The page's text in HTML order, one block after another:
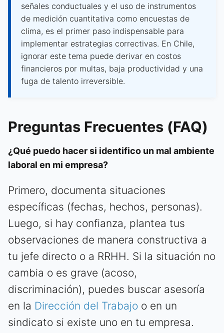
señales conductuales y el uso de instrumentos
de medición cuantitativa como encuestas de
clima, es el primer paso indispensable para
implementar estrategias correctivas. En Chile,
ignorar este tema puede derivar en costos
financieros por multas, baja productividad y una
fuga de talento irreversible.
Preguntas Frecuentes (FAQ)
¿Qué puedo hacer si identifico un mal ambiente
laboral en mi empresa?
Primero, documenta situaciones
específicas (fechas, hechos, personas).
Luego, si hay confianza, plantea tus
observaciones de manera constructiva a
tu jefe directo o a RRHH. Si la situación no
cambia o es grave (acoso,
discriminación), puedes buscar asesoría
en la Dirección del Trabajo o en un
sindicato si existe uno en tu empresa.